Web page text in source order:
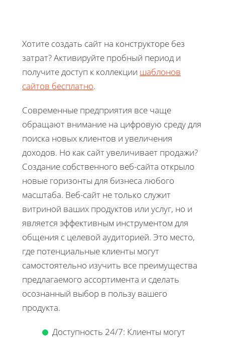
Хотите создать сайт на конструкторе без
затрат? Активируйте пробный период и
получите доступ к коллекции шаблонов
сайтов бесплатно.
Современные предприятия все чаще
обращают внимание на цифровую среду для
поиска новых клиентов и увеличения
доходов. Но как сайт увеличивает продажи?
Создание собственного веб-сайта открыло
новые горизонты для бизнеса любого
масштаба. Веб-сайт не только служит
витриной ваших продуктов или услуг, но и
является эффективным инструментом для
общения с целевой аудиторией. Это место,
где потенциальные клиенты могут
самостоятельно изучить все преимущества
предлагаемого ассортимента и сделать
осознанный выбор в пользу вашего
продукта.
Доступность 24/7: Клиенты могут